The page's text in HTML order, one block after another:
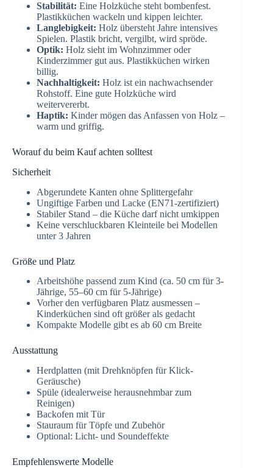
Stabilität: Eine Holzküche steht bombenfest.
Plastikküchen wackeln und kippen leichter.
Langlebigkeit: Holz übersteht Jahre intensives
Spielen. Plastik bricht, vergilbt, wird spröde.
Optik: Holz sieht im Wohnzimmer oder
Kinderzimmer gut aus. Plastikküchen wirken
billig.
Nachhaltigkeit: Holz ist ein nachwachsender
Rohstoff. Eine gute Holzküche wird
weitervererbt.
Haptik: Kinder mögen das Anfassen von Holz –
warm und griffig.
Worauf du beim Kauf achten solltest
Sicherheit
Abgerundete Kanten ohne Splittergefahr
Ungiftige Farben und Lacke (EN71-zertifiziert)
Stabiler Stand – die Küche darf nicht umkippen
Keine verschluckbaren Kleinteile bei Modellen
unter 3 Jahren
Größe und Platz
Arbeitshöhe passend zum Kind (ca. 50 cm für 3-
Jährige, 55–60 cm für 5-Jährige)
Vorher den verfügbaren Platz ausmessen –
Kinderküchen sind oft größer als gedacht
Kompakte Modelle gibt es ab 60 cm Breite
Ausstattung
Herdplatten (mit Drehknöpfen für Klick-
Geräusche)
Spüle (idealerweise herausnehmbar zum
Reinigen)
Backofen mit Tür
Stauraum für Töpfe und Zubehör
Optional: Licht- und Soundeffekte
Empfehlenswerte Modelle